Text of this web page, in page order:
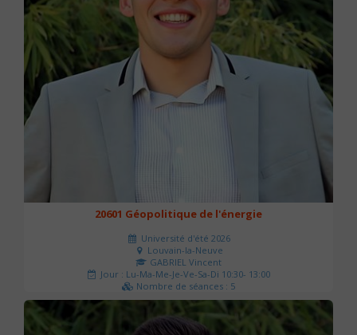
20601 Géopolitique de l'énergie
Université d'été 2026
Louvain-la-Neuve
GABRIEL Vincent
Jour : Lu-Ma-Me-Je-Ve-Sa-Di 10:30- 13:00
Nombre de séances : 5
120 €